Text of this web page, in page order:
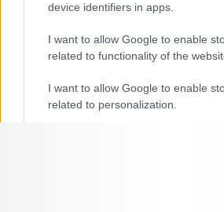
device identifiers in apps.
I want to allow Google to enable
related to functionality of the
I want to allow Google to enable
related to personalization.